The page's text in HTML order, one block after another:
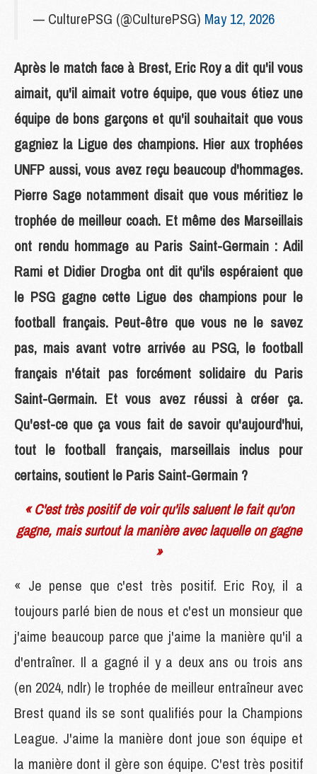
— CulturePSG (@CulturePSG) May 12, 2026
Après le match face à Brest, Eric Roy a dit qu'il vous
aimait, qu'il aimait votre équipe, que vous étiez une
équipe de bons garçons et qu'il souhaitait que vous
gagniez la Ligue des champions. Hier aux trophées
UNFP aussi, vous avez reçu beaucoup d'hommages.
Pierre Sage notamment disait que vous méritiez le
trophée de meilleur coach. Et même des Marseillais
ont rendu hommage au Paris Saint-Germain : Adil
Rami et Didier Drogba ont dit qu'ils espéraient que
le PSG gagne cette Ligue des champions pour le
football français. Peut-être que vous ne le savez
pas, mais avant votre arrivée au PSG, le football
français n'était pas forcément solidaire du Paris
Saint-Germain. Et vous avez réussi à créer ça.
Qu'est-ce que ça vous fait de savoir qu'aujourd'hui,
tout le football français, marseillais inclus pour
certains, soutient le Paris Saint-Germain ?
« C'est très positif de voir qu'ils saluent le fait qu'on
gagne, mais surtout la manière avec laquelle on gagne
»
« Je pense que c'est très positif. Eric Roy, il a
toujours parlé bien de nous et c'est un monsieur que
j'aime beaucoup parce que j'aime la manière qu'il a
d'entraîner. Il a gagné il y a deux ans ou trois ans
(en 2024, ndlr) le trophée de meilleur entraîneur avec
Brest quand ils se sont qualifiés pour la Champions
League. J'aime la manière dont joue son équipe et
la manière dont il gère son équipe. C'est très positif